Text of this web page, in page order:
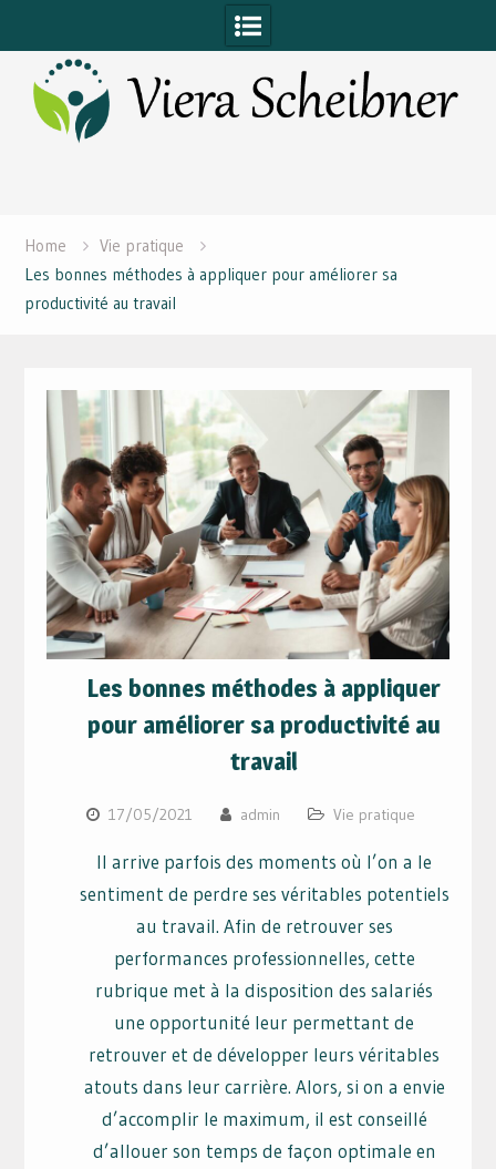
to
content
Home
Vie pratique
Les bonnes méthodes à appliquer pour améliorer sa
productivité au travail
Les bonnes méthodes à appliquer
pour améliorer sa productivité au
travail
17/05/2021 admin Vie pratique
Il arrive parfois des moments où l’on a le
sentiment de perdre ses véritables potentiels
au travail. Afin de retrouver ses
performances professionnelles, cette
rubrique met à la disposition des salariés
une opportunité leur permettant de
retrouver et de développer leurs véritables
atouts dans leur carrière. Alors, si on a envie
d’accomplir le maximum, il est conseillé
d’allouer son temps de façon optimale en